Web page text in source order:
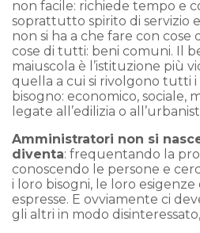
non facile: richiede tempo e
soprattutto spirito di servizio
non si ha a che fare con cose
cose di tutti: beni comuni. Il
maiuscola è l’istituzione più
quella a cui si rivolgono tutti
bisogno: economico, sociale,
legate all’edilizia o
Amministratori non si
diventa: frequentando la
conoscendo le persone e
i loro bisogni, le loro esigenze
espresse. E ovviamente ci
gli altri in modo